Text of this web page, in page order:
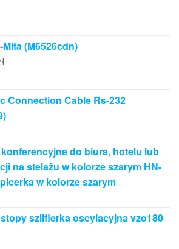
(M6526cdn)
Connection Cable Rs-232
konferencyjne do biura, hotelu lub
na stelażu w kolorze szarym HN-
w kolorze szarym
szlifierka oscylacyjna vzo180